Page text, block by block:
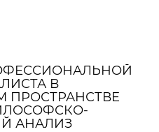
В
ПРОСТРАНСТВЕ
АНАЛИЗ